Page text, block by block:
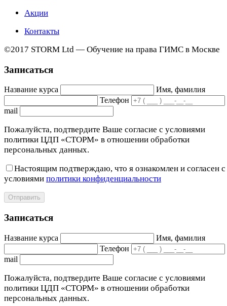
Акции
Контакты
©2017 STORM Ltd — Обучение на права ГИМС в Москве
Записаться
Название курса
Имя, фамилия
Телефон
mail
Пожалуйста, подтвердите Ваше согласие с условиями
политики ЦДП «СТОРМ» в отношении обработки
персональных данных.
Настоящим подтверждаю, что я ознакомлен и согласен с
условиями политики конфиденциальности
Отправить
Записаться
Название курса
Имя, фамилия
Телефон
mail
Пожалуйста, подтвердите Ваше согласие с условиями
политики ЦДП «СТОРМ» в отношении обработки
персональных данных.